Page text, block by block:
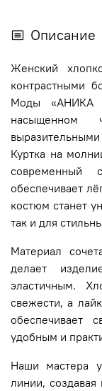
Описание
Женский
контрастными
Моды «АНИКА
насыщенном
Куртка на
современный
обеспечивает
костюм станет
так и для
Материал
делает
эластичным.
свежести, а
обеспечивает
удобным и
Наши мастера
линии, создавая